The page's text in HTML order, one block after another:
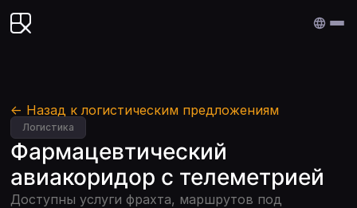
Edenex
← Назад к логистическим предложениям
Логистика
Фармацевтический
авиакоридор с телеметрией
Доступны услуги фрахта, маршрутов под